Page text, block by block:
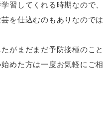
習してくれる時期なので、
を仕込むのもありなのでは
がまだまだ予防接種のこと
めた方は一度お気軽にご相